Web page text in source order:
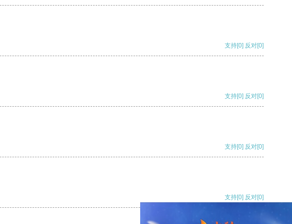
支持[0] 反对[0]
支持[0] 反对[0]
支持[0] 反对[0]
支持[0] 反对[0]